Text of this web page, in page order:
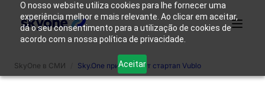
O nosso website utiliza cookies para lhe fornecer uma
experiência melhor e mais relevante. Ao clicar em aceitar,
dá o seu consentimento para a utilização de cookies de
acordo com a nossa política de privacidade.
Aceitar
Продукты
именно
Skyone?
Решения Ресурсы
такие
SkyOne в СМИ Sky.One приобретает стартап Vublo